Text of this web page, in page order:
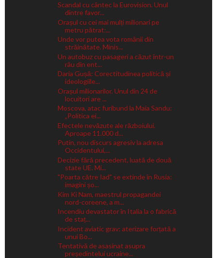
Scandal cu cântec la Eurovision. Unul
dintre favor...
Orașul cu cei mai mulți milionari pe
metru pătrat:...
Unde vor putea vota românii din
străinătate. Minis...
Un autobuz cu pasageri a căzut într-un
râu din ent...
Daria Gușă: Corectitudinea politică și
ideologiile...
Orașul milionarilor. Unul din 24 de
locuitori are ...
Moscova, atac furibund la Maia Sandu:
„Politica ei...
Efectele nevăzute ale războiului.
Aproape 11.000 d...
Putin, nou discurs agresiv la adresa
Occidentului,...
Decizie fără precedent, luată de două
state UE. Mi...
"Poarta către Iad" se extinde în Rusia:
imagini șo...
Kim Ki Nam, maestrul propagandei
nord-coreene, a m...
Incendiu devastator în Italia la o fabrică
de staț...
Incident aviatic grav: aterizare forțată a
unui Bo...
Tentativă de asasinat asupra
președintelui ucraine...